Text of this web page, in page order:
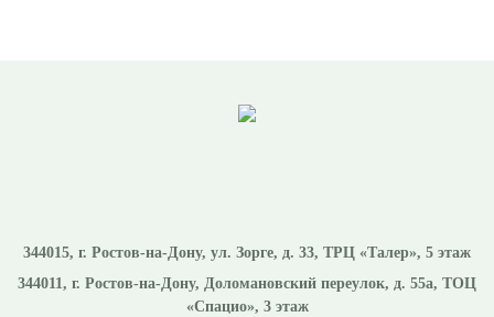
344015, г. Ростов-на-Дону, ул. Зорге, д. 33, ТРЦ «Талер», 5 этаж
344011, г. Ростов-на-Дону, Доломановский переулок, д. 55а, ТОЦ
«Спацио», 3 этаж